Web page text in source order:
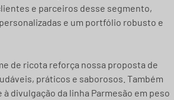
e parceiros desse segmento,
e um portfólio robusto e
de ricota reforça nossa proposta de
práticos e saborosos. Também
divulgação da linha Parmesão em peso